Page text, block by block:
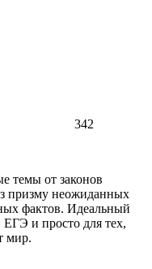
342
темы от законов
призму неожиданных
фактов. Идеальный
и просто для тех,
мир.